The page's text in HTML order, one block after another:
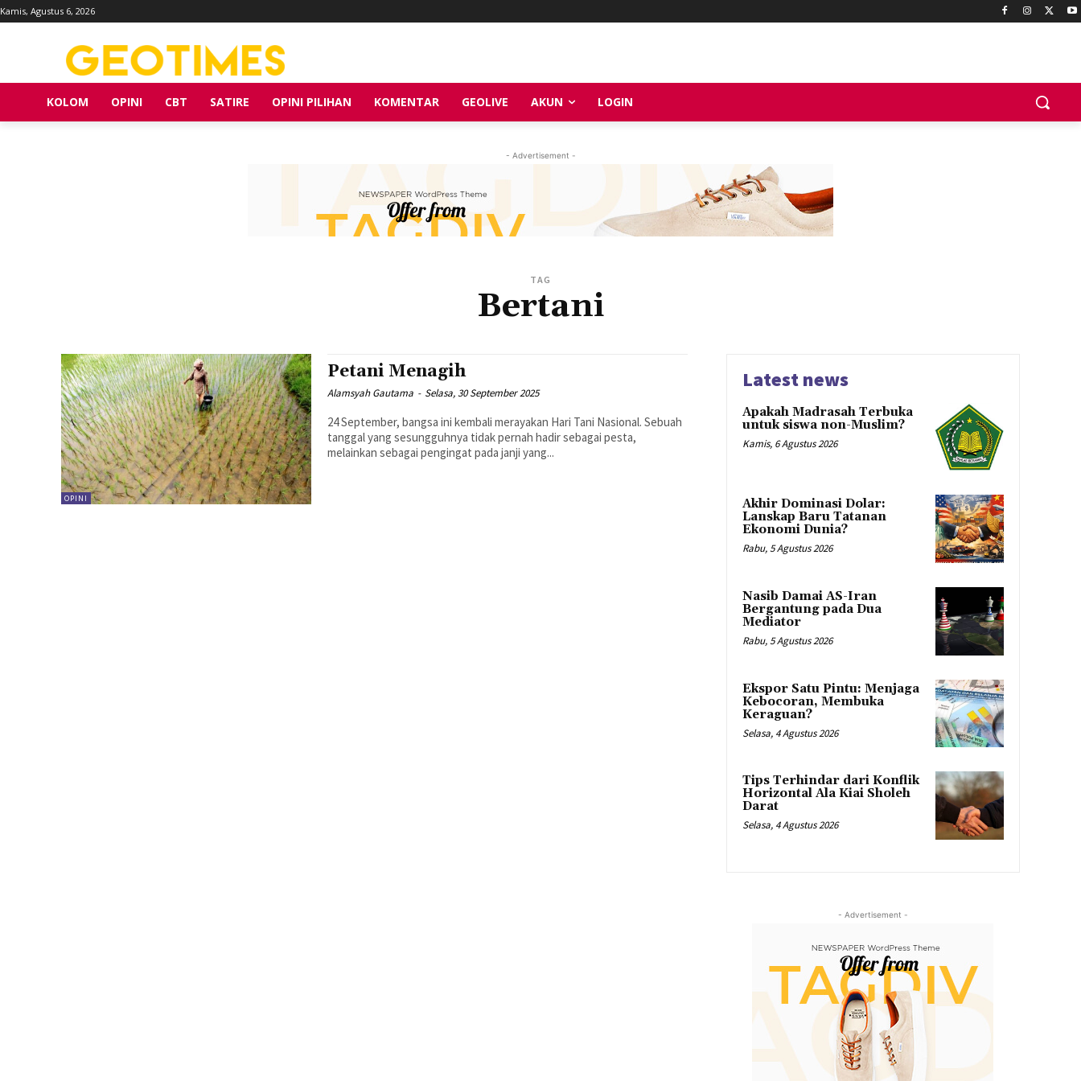
Kamis, Agustus 6, 2026
KOLOM OPINI CBT SATIRE OPINI PILIHAN KOMENTAR GEOLIVE AKUN LOGIN
- Advertisement -
TAG
Bertani
OPINI
Petani Menagih
Alamsyah Gautama - Selasa, 30 September 2025
24 September, bangsa ini kembali merayakan Hari Tani Nasional. Sebuah
tanggal yang sesungguhnya tidak pernah hadir sebagai pesta,
melainkan sebagai pengingat pada janji yang...
Latest news
Apakah Madrasah Terbuka
untuk siswa non-Muslim?
Kamis, 6 Agustus 2026
Akhir Dominasi Dolar:
Lanskap Baru Tatanan
Ekonomi Dunia?
Rabu, 5 Agustus 2026
Nasib Damai AS-Iran
Bergantung pada Dua
Mediator
Rabu, 5 Agustus 2026
Ekspor Satu Pintu: Menjaga
Kebocoran, Membuka
Keraguan?
Selasa, 4 Agustus 2026
Tips Terhindar dari Konflik
Horizontal Ala Kiai Sholeh
Darat
Selasa, 4 Agustus 2026
- Advertisement -